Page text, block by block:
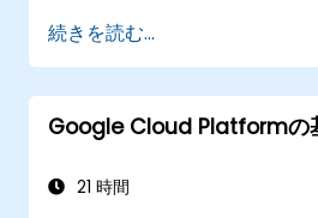
利用してアプリケーショ
る。
IDおよびアクセス管理、
課金予算の設定や警告通
TerraformおよびCloud
続きを読む...
Google Cloud Platformの
21 時間